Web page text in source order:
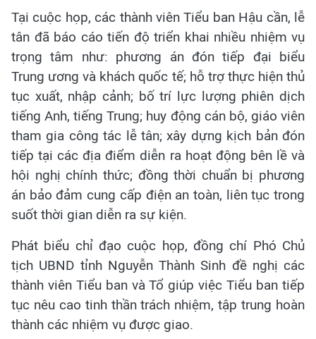
Tại cuộc họp, các thành viên Tiểu ban Hậu cần, lễ
tân đã báo cáo tiến độ triển khai nhiều nhiệm vụ
trọng tâm như: phương án đón tiếp đại biểu
Trung ương và khách quốc tế; hỗ trợ thực hiện thủ
tục xuất, nhập cảnh; bố trí lực lượng phiên dịch
tiếng Anh, tiếng Trung; huy động cán bộ, giáo viên
tham gia công tác lễ tân; xây dựng kịch bản đón
tiếp tại các địa điểm diễn ra hoạt động bên lề và
hội nghị chính thức; đồng thời chuẩn bị phương
án bảo đảm cung cấp điện an toàn, liên tục trong
suốt thời gian diễn ra sự kiện.
Phát biểu chỉ đạo cuộc họp, đồng chí Phó Chủ
tịch UBND tỉnh Nguyễn Thành Sinh đề nghị các
thành viên Tiểu ban và Tổ giúp việc Tiểu ban tiếp
tục nêu cao tinh thần trách nhiệm, tập trung hoàn
thành các nhiệm vụ được giao.